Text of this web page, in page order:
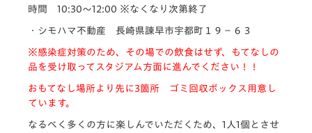
時間 10:30～12:00 ※なくなり次第終了
・シモハマ不動産 長崎県諫早市宇都町１９−６３
※感染症対策のため、その場での飲食はせず、
もてなしの
品を受け取ってスタジアム方面に進んでください！！
おもてなし場所より先に 3箇所 ゴミ回収ボックス用意し
ています。
なるべく多くの方に楽しんでいただくため、1人1個とさせ